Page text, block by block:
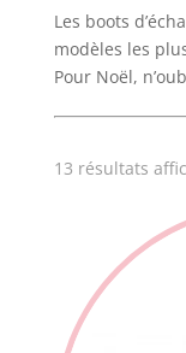
Les boots
modèles les
Pour Noël,
13 résultats